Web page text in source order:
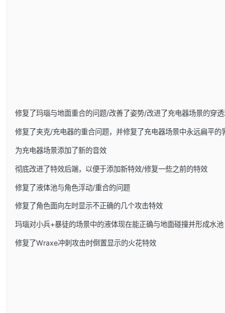
修复了玛瑙与地面重合的问题/改善了姿势/改进了充电器场景的穿
修复了夹克/充电器的重合问题，并修复了充电器场景中永远扁平的
为充电器场景添加了新的音效
彻底改进了特效后端，以便于添加新特效/修复一些之前的特效
修复了液体池与角色浮动/重合的问题
修复了角色面向左时显示不正确的几个攻击特效
玛瑙对小兵+暴徒的场景中的液体现在能正确与地面碰撞并形成水池
修复了Wraxe冲刺攻击时倒置显示的火花特效